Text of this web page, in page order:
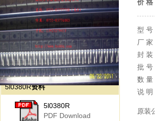
5l0380R资料
5l0380R
PDF Download
价 格
型 号
厂 家
封 装
批 号
数 量
说 明
原装